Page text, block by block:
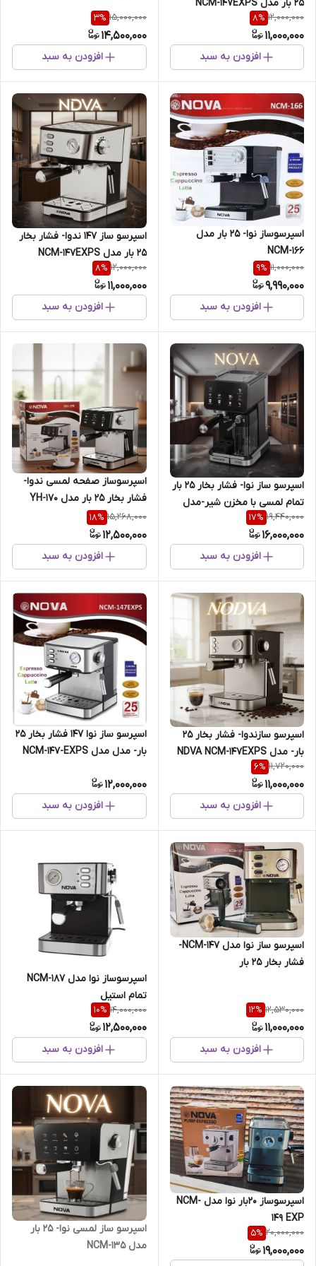
25 بار مدل NCM-147EXPS
12,000,000
8%
11,000,000
افزودن به سبد
15,000,000
3%
14,500,000
افزودن به سبد
اسپرسوساز نوا- 25 بار مدل
NCM-166
11,000,000
9%
9,990,000
افزودن به سبد
اسپرسو ساز 147 ندوا- فشار بخار
25 بار مدل NCM-147EXPS
12,000,000
8%
11,000,000
افزودن به سبد
اسپرسو ساز نوا- فشار بخار 25 بار
تمام لمسی با مخزن شیر-مدل
NCM-199
19,440,000
17%
16,000,000
افزودن به سبد
اسپرسوساز صفحه لمسی ندوا-
فشار بخار 25 بار مدل YH-170
15,268,000
18%
12,500,000
افزودن به سبد
اسپرسو سازندوا- فشار بخار 25
بار- مدل NDVA NCM-147EXPS
11,720,000
6%
11,000,000
افزودن به سبد
اسپرسو ساز نوا 147 فشار بخار 25
بار- مدل مدل NCM-147-EXPS
12,000,000
افزودن به سبد
اسپرسو ساز نوا مدل NCM-147-
فشار بخار 25 بار
12,530,000
12%
11,000,000
افزودن به سبد
اسپرسوساز نوا مدل NCM-187
تمام استیل
14,000,000
10%
12,500,000
افزودن به سبد
اسپرسوساز 20بار نوا مدل NCM-
149 EXP
20,000,000
5%
19,000,000
اسپر‌سو‌ ساز لمسی نوا- 25 بار
مدل NCM-135